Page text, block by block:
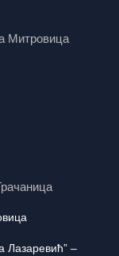
Митровица
Лазаревић” –